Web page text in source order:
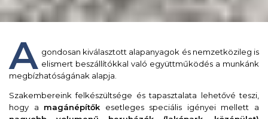
A gondosan kiválasztott alapanyagok és nemzetközileg is
elismert beszállítókkal való együttműködés a munkánk
megbízhatóságának alapja.
Szakembereink felkészültsége és tapasztalata lehetővé teszi,
hogy a magánépítők esetleges speciális igényei mellett a